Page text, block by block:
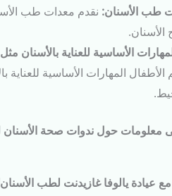
طب الأسنان: نقدم معدات طب
الأسنان.
الأساسية للعناية بالأسنان
الأطفال المهارات الأساسية للعناية
معلومات حول ندوات صحة الأسنان
عيادة يالوفا غازيدنت لطب